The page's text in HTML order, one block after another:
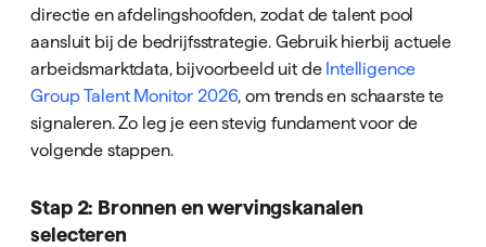
directie en afdelingshoofden, zodat de talent pool
aansluit bij de bedrijfsstrategie. Gebruik hierbij actuele
arbeidsmarktdata, bijvoorbeeld uit de Intelligence
Group Talent Monitor 2026, om trends en schaarste te
signaleren. Zo leg je een stevig fundament voor de
volgende stappen.
Stap 2: Bronnen en wervingskanalen
selecteren